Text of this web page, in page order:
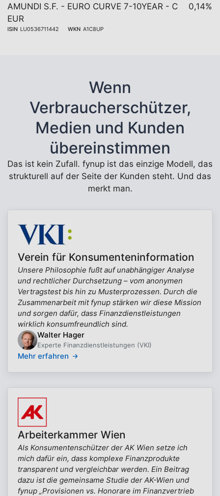
AMUNDI S.F. - EURO CURVE 7-10YEAR - C
EUR
ISIN LU0536711442 WKN A1C8UP
0,14%
Wenn
Verbraucherschützer,
Medien und Kunden
übereinstimmen
Das ist kein Zufall. fynup ist das einzige Modell, das
strukturell auf der Seite der Kunden steht. Und das
merkt man.
Verein für Konsumenteninformation
Unsere Philosophie fußt auf unabhängiger Analyse
und rechtlicher Durchsetzung – vom anonymen
Vertragstest bis hin zu Musterprozessen. Durch die
Zusammenarbeit mit fynup stärken wir diese Mission
und sorgen dafür, dass Finanzdienstleistungen
wirklich konsumfreundlich sind.
Walter Hager
Experte Finanzdienstleistungen (VKI)
Mehr erfahren
Arbeiterkammer Wien
Als Konsumentenschützer der AK Wien setze ich
mich dafür ein, dass komplexe Finanzprodukte
transparent und vergleichbar werden. Ein Beitrag
dazu ist die gemeinsame Studie der AK-Wien und
fynup „Provisionen vs. Honorare im Finanzvertrieb